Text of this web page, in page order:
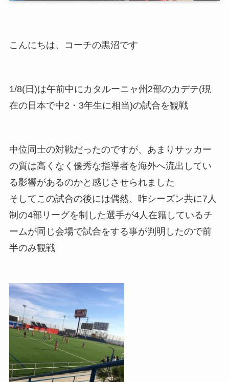
こんにちは、コーチの黒沼です
1/8(日)は午前中にカタルーニャ州2部のカデテ(現
在の日本で中2・3年生に相当)の試合を観戦
中位同士の対戦だったのですが、あまりサッカー
の質は高くなく優秀な指導者を海外へ流出してい
る影響があるのかと感じさせられました
そしてこの試合の後には偶然、昨シーズン共に7人
制の4部リーグを制した選手が4人在籍しているチ
ームが同じ会場で試合をする事が判明したので前
半のみ観戦